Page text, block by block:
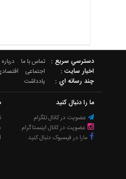
دسترسي سريع : تماس با ما
اخبار سایت : اجتماعی
چند رسانه اي : یادداشت
ما را دنبال کنید
عضویت در کانال تلگرام
عضویت در کانال اینستاگرام
مارا در فیسبوک دنبال کنید